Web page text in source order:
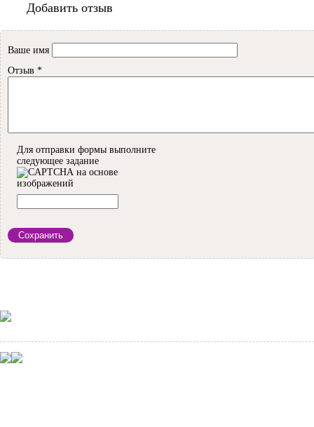
Добавить отзыв
Ваше имя
Отзыв *
Для отправки формы выполните
следующее задание